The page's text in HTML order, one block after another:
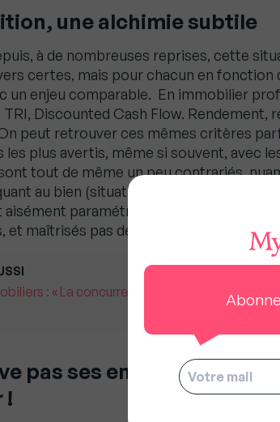
une alchimie subtile
à de nombreuses reprises, cette
certes, mais pour chacun en fonction
un enjeu comparable. En immobilier
TRI, Discounted Cash Flow. Rendement,
peut retrouver ces mêmes critères
les plus avertis, même si souvent, avec
tout de même un peu contrariés,
au bien (situation, qualités
paramétrables, exploitables par
et maîtrisés pas des opérateurs toujours
: « La concurrence nous oblige à être
pas ses enfants dans
!